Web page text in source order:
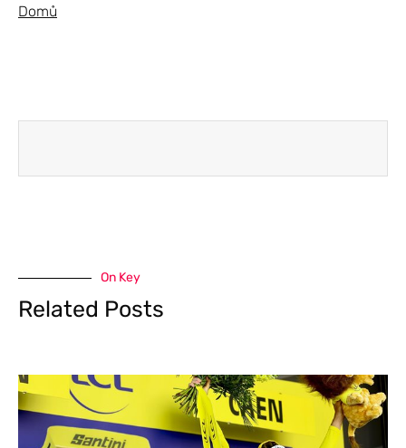
Domů
On Key
Related Posts